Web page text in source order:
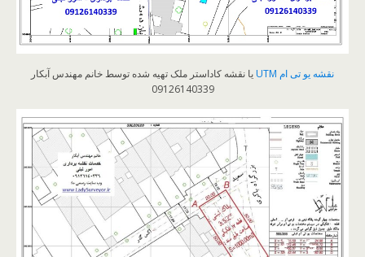
نقشه یو تی ام UTM
یا نقشه کاداستر ملک تهیه شده توسط خانم مهندس آبکار
09126140339